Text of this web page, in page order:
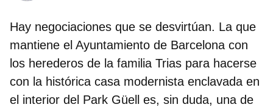
Hay negociaciones que se desvirtúan. La que
mantiene el Ayuntamiento de Barcelona con
los herederos de la familia Trias para hacerse
con la histórica casa modernista enclavada en
el interior del Park Güell es, sin duda, una de